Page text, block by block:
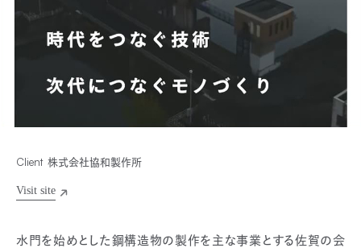
Client 株式会社協和製作所
水門を始めとした鋼構造物の製作を主な事業とする佐賀の会